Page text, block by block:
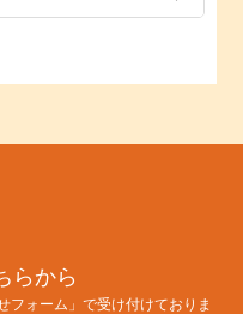
らから
フォーム」で受け付けておりま